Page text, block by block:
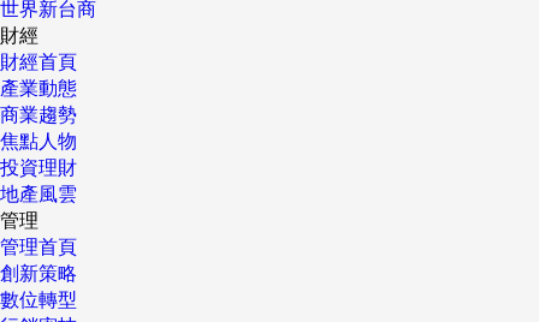
世界新台商
財經
財經首頁
產業動態
商業趨勢
焦點人物
投資理財
地產風雲
管理
管理首頁
創新策略
數位轉型